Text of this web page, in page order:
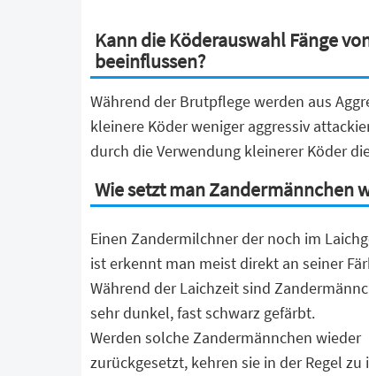
Kann die Köderauswahl Fänge
beeinflussen?
Während der Brutpflege werden aus
kleinere Köder weniger aggressiv
durch die Verwendung kleinerer Köder
Wie setzt man Zandermännchen
Einen Zandermilchner der noch im
ist erkennt man meist direkt an seiner
Während der Laichzeit sind
sehr dunkel, fast schwarz gefärbt.
Werden solche Zandermännchen wieder
zurückgesetzt, kehren sie in der Regel zu